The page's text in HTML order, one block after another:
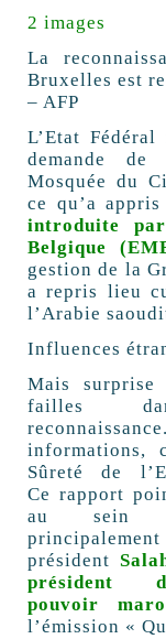
2 images
La
Bruxelles est
– AFP
L’Etat
demande de
Mosquée du
ce qu’a
introduite
Belgique
gestion de la
a repris lieu
l’Arabie
Influences
Mais surprise
failles
informations,
Sûreté de
Ce rapport
au sein
président
président
pouvoir
l’émission «